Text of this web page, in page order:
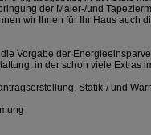
der Maler-/und
wir Ihnen für Ihr Haus auch
Vorgabe der
in der schon viele Extras
Statik-/ und